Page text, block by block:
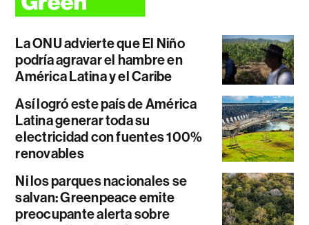
La ONU advierte que El Niño
podría agravar el hambre en
América Latina y el Caribe
Así logró este país de América
Latina generar toda su
electricidad con fuentes 100%
renovables
Ni los parques nacionales se
salvan: Greenpeace emite
preocupante alerta sobre